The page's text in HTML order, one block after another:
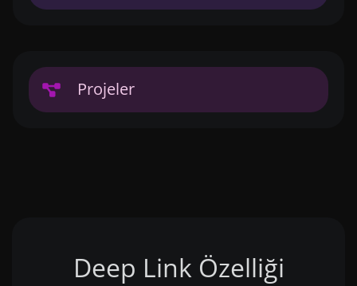
Projeler
Deep Link Özelliği